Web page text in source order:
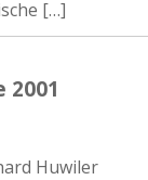
[…]
2001
Huwiler